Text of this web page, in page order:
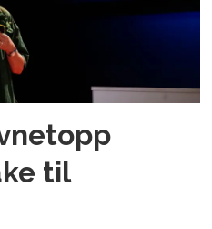
til